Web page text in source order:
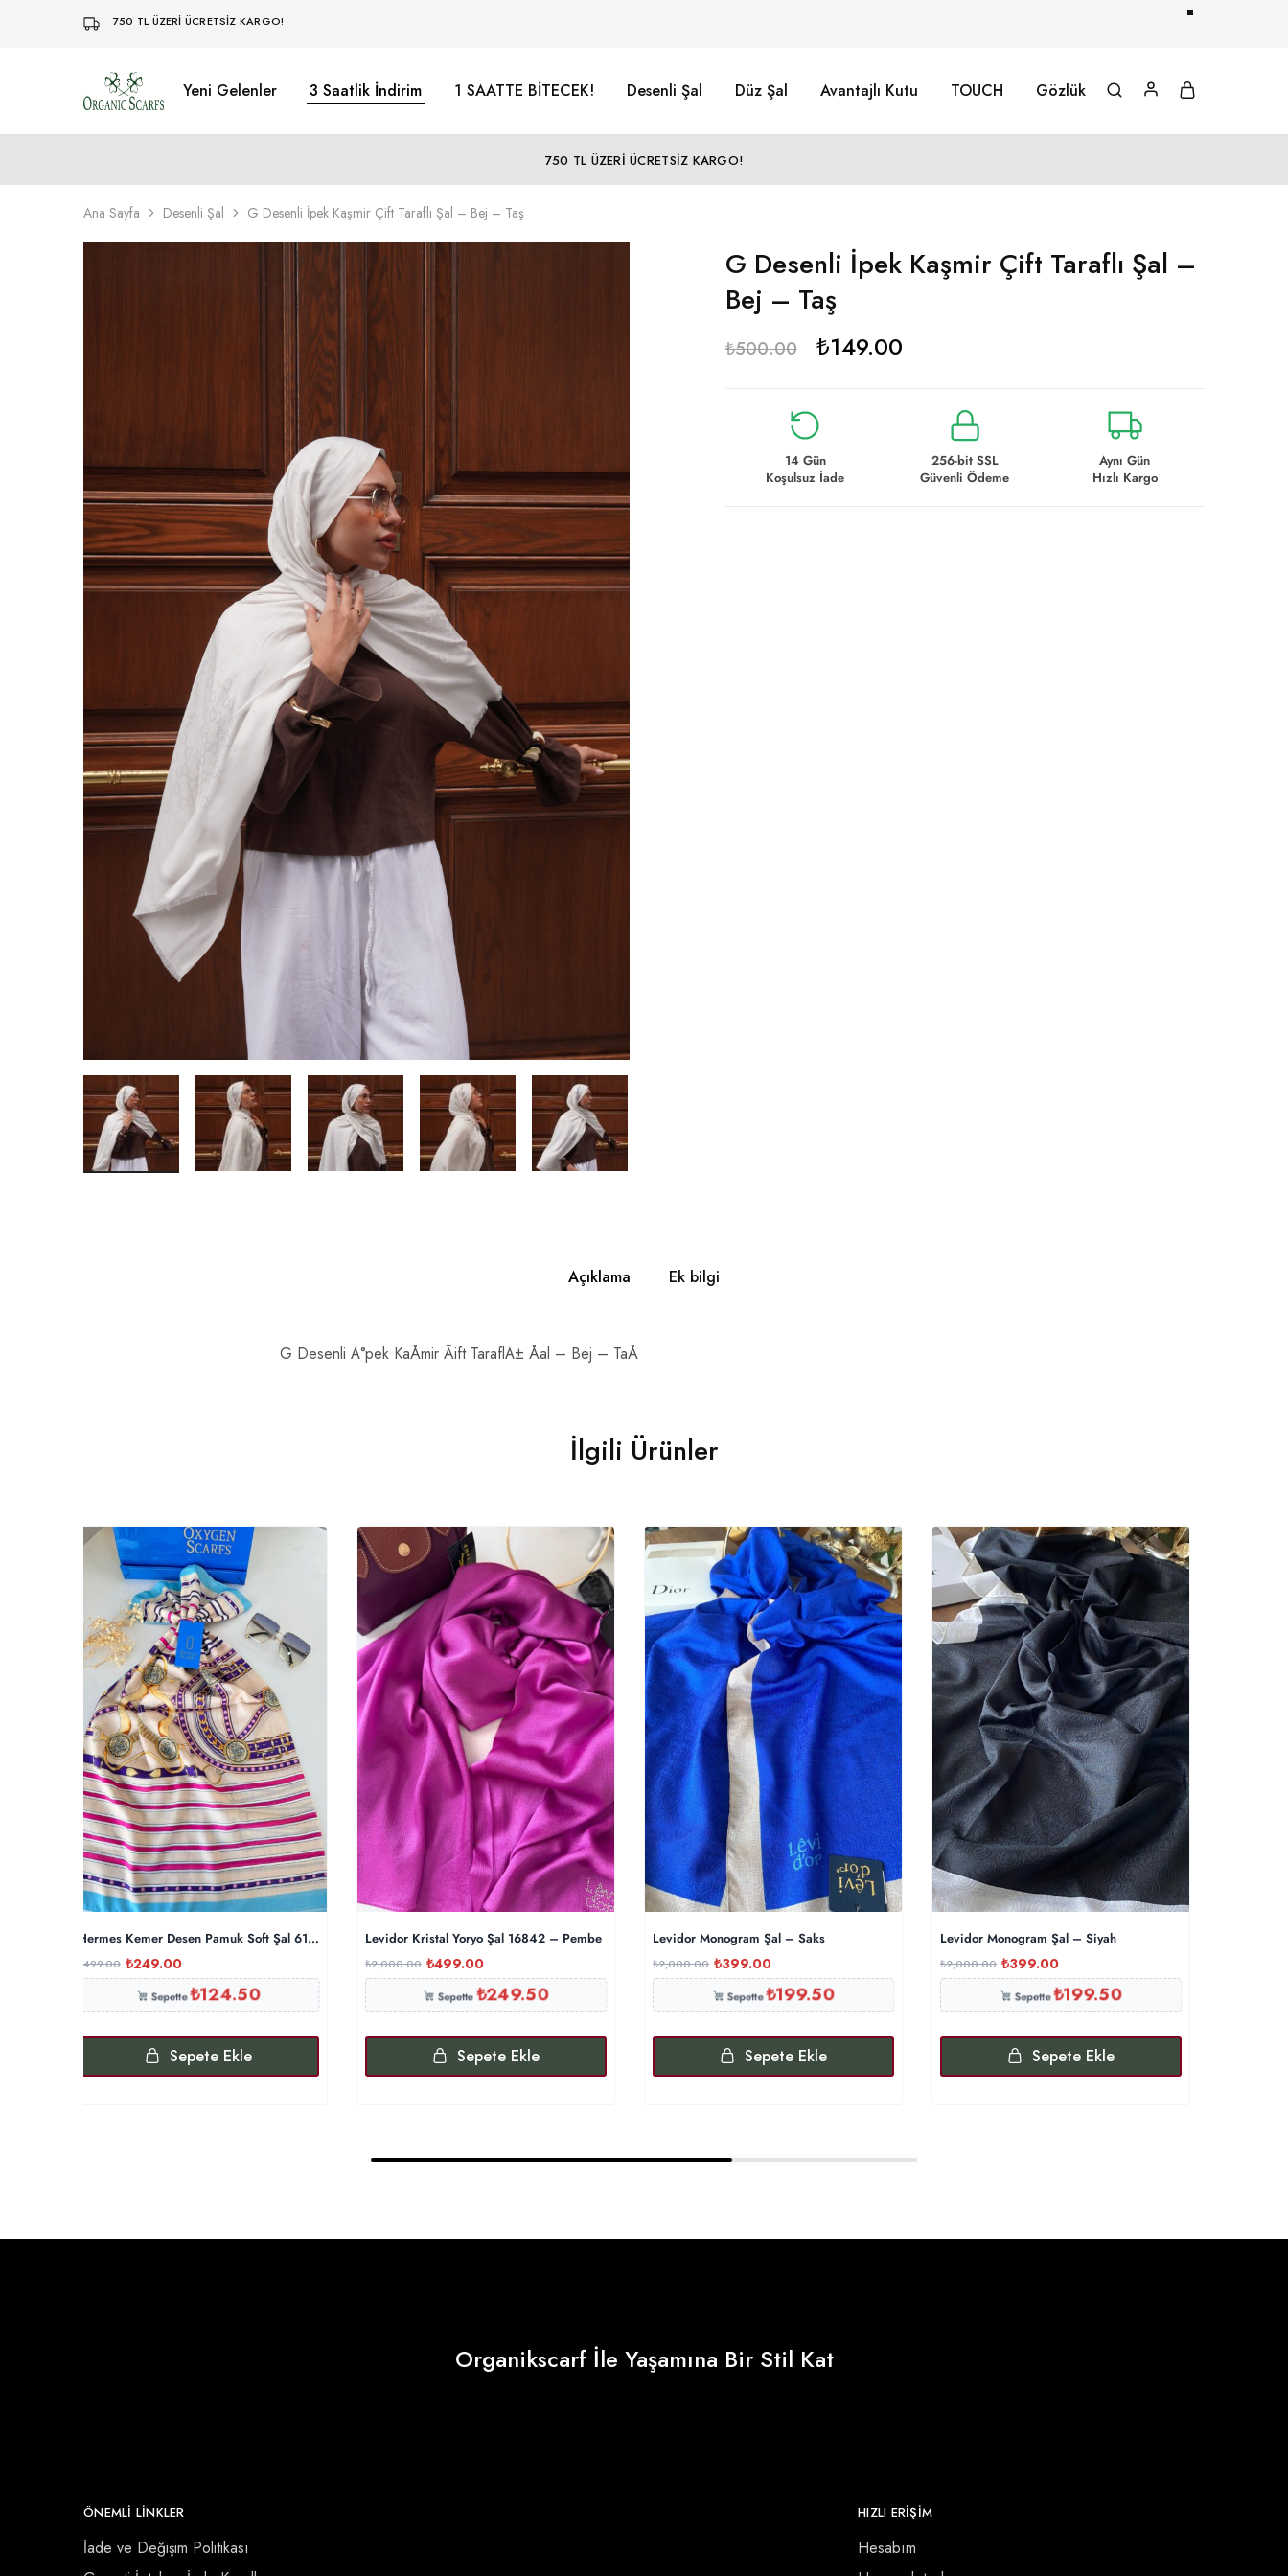
750 TL ÜZERİ ÜCRETSİZ KARGO!
Organikscarf Yeni Gelenler 3 Saatlik İndirim 1 SAATTE BİTECEK! Desenli Şal Düz Şal Avantajlı Kutu TOUCH Gözlük
750 TL ÜZERİ ÜCRETSİZ KARGO!
Ana Sayfa Desenli Şal G Desenli İpek Kaşmir Çift Taraflı Şal – Bej – Taş
G Desenli İpek Kaşmir Çift Taraflı Şal –
Bej – Taş
₺500.00 ₺149.00
14 Gün
Koşulsuz İade
256-bit SSL
Güvenli Ödeme
Aynı Gün
Hızlı Kargo
Açıklama Ek bilgi
G Desenli Ä°pek KaÅmir Ãift TaraflÄ± Åal – Bej – TaÅ
İlgili Ürünler
Hermes Kemer Desen Pamuk Soft Şal 61533 – Turkuaz
499.00 ₺249.00
Sepette₺124.50
Sepete Ekle
Levidor Kristal Yoryo Şal 16842 – Pembe
₺2,000.00 ₺499.00
Sepette₺249.50
Sepete Ekle
Levidor Monogram Şal – Saks
₺2,000.00 ₺399.00
Sepette₺199.50
Sepete Ekle
Levidor Monogram Şal – Siyah
₺2,000.00 ₺399.00
Sepette₺199.50
Sepete Ekle
Organikscarf İle Yaşamına Bir Stil Kat
ÖNEMLI LINKLER
İade ve Değişim Politikası
HIZLI ERİŞİM
Hesabım